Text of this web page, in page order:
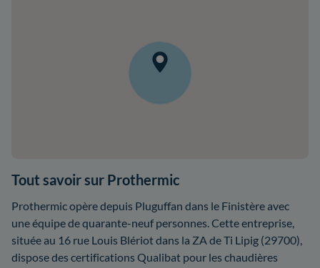
Tout savoir sur Prothermic
Prothermic opère depuis Pluguffan dans le Finistère avec
une équipe de quarante-neuf personnes. Cette entreprise,
située au 16 rue Louis Blériot dans la ZA de Ti Lipig (29700),
dispose des certifications Qualibat pour les chaudières